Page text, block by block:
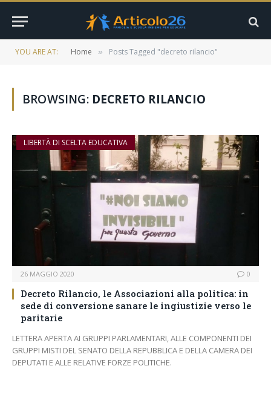
YOU ARE AT: Home » Posts Tagged "decreto rilancio"
BROWSING: DECRETO RILANCIO
LIBERTÀ DI SCELTA EDUCATIVA
26 MAGGIO 2020 0
Decreto Rilancio, le Associazioni alla politica: in
sede di conversione sanare le ingiustizie verso le
paritarie
LETTERA APERTA AI GRUPPI PARLAMENTARI, ALLE COMPONENTI DEI
GRUPPI MISTI DEL SENATO DELLA REPUBBLICA E DELLA CAMERA DEI
DEPUTATI E ALLE RELATIVE FORZE POLITICHE.